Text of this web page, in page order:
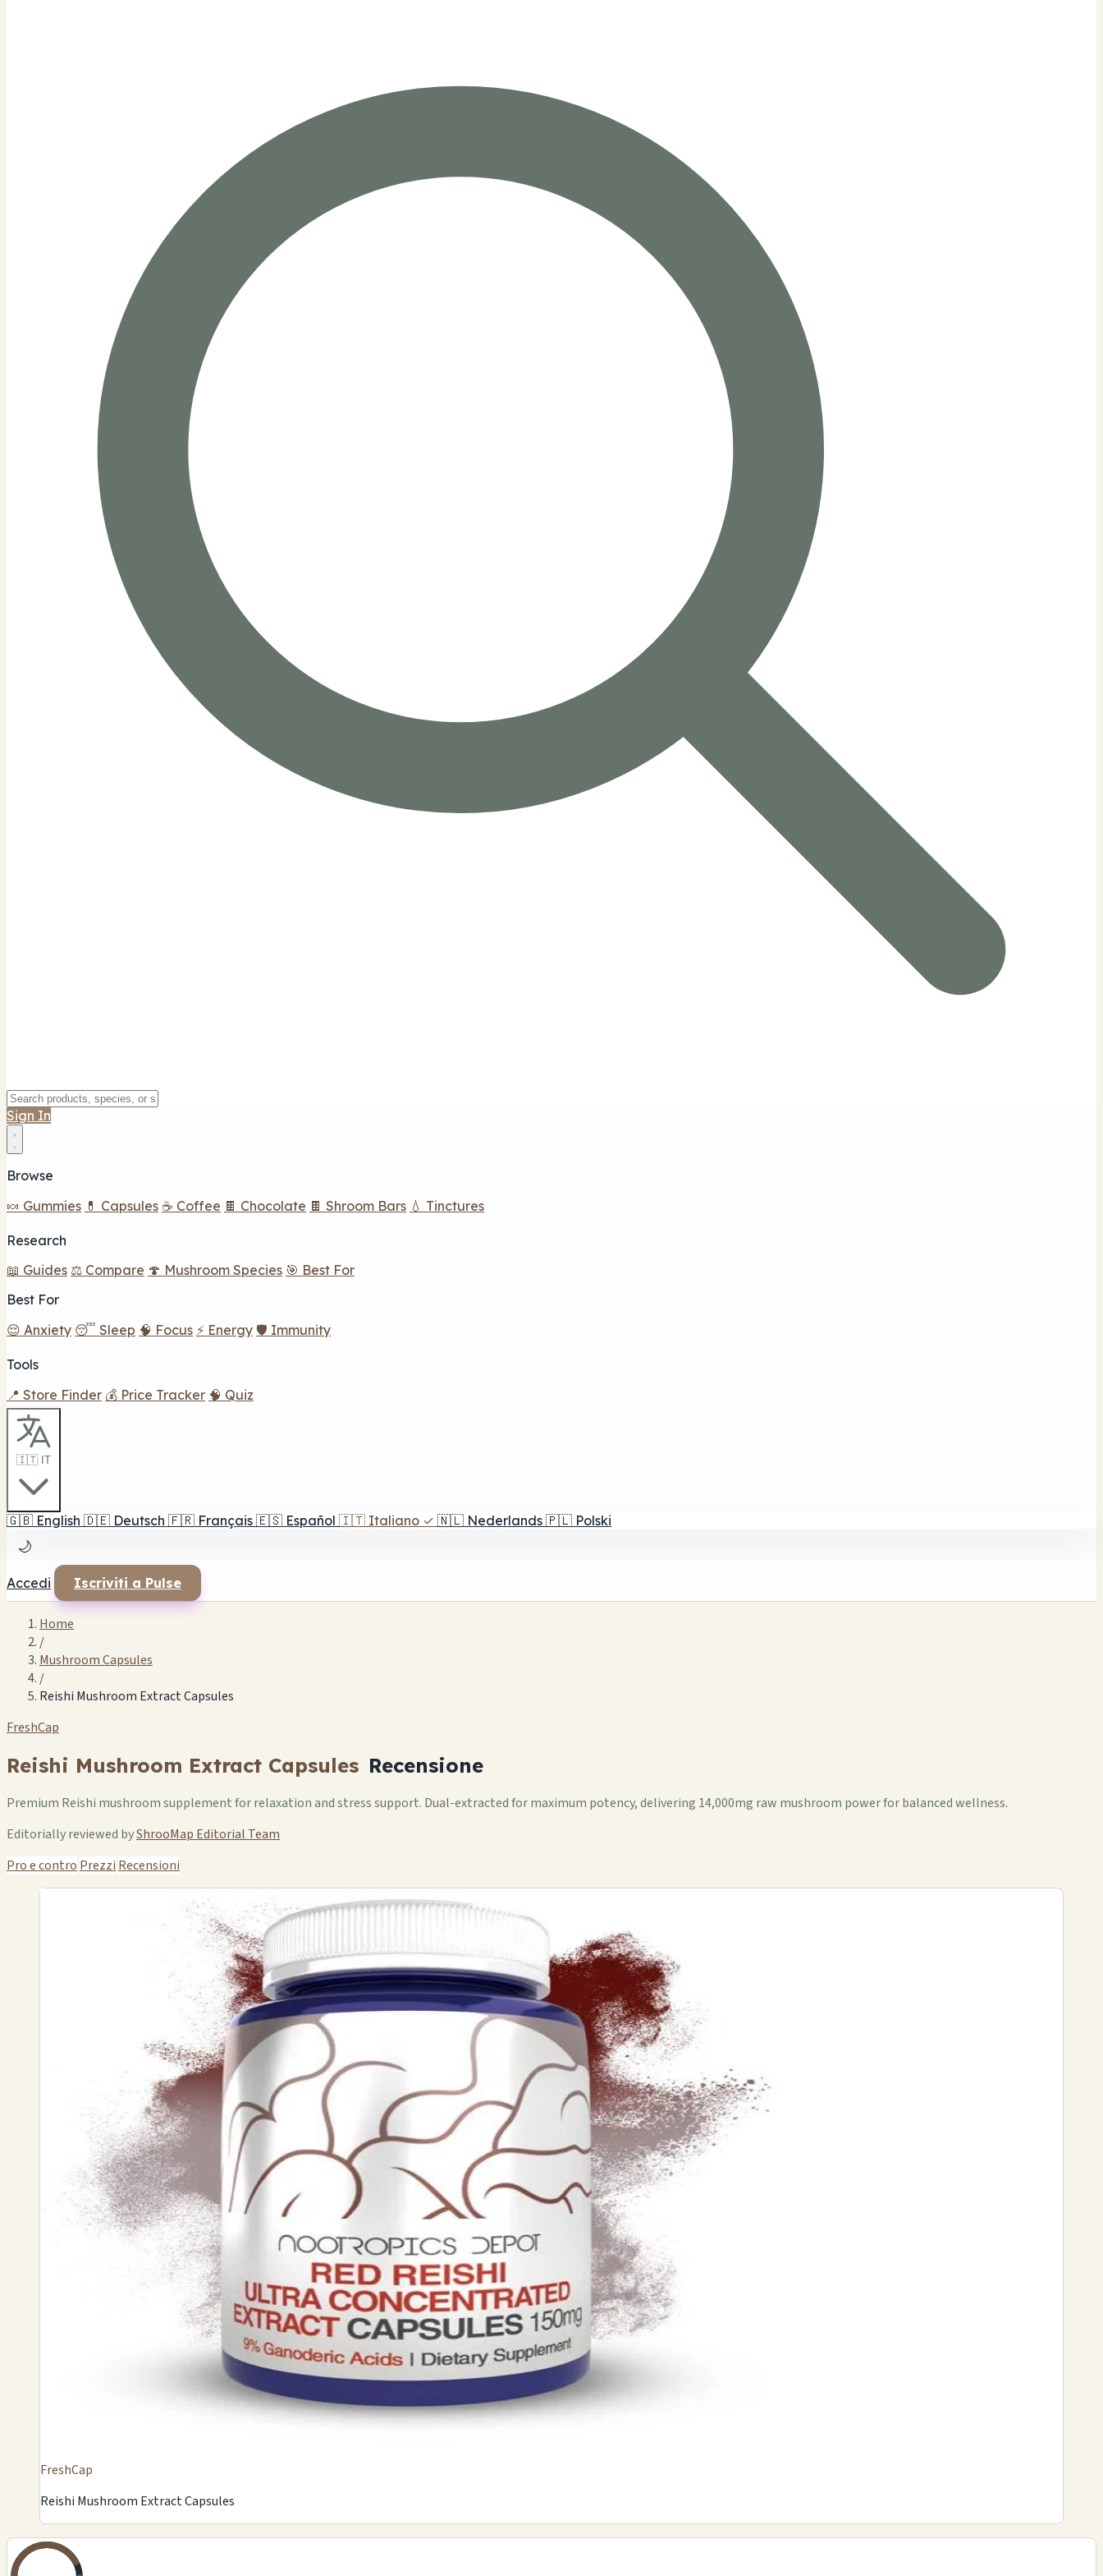
Sign In
Browse
🍬 Gummies 💊 Capsules ☕ Coffee 🍫 Chocolate 🍫 Shroom Bars 💧 Tinctures
Research
📖 Guides ⚖️ Compare 🍄 Mushroom Species 🎯 Best For
Best For
😌 Anxiety 😴 Sleep 🧠 Focus ⚡ Energy 🛡️ Immunity
Tools
📍 Store Finder 💰 Price Tracker 🧠 Quiz
🇮🇹 IT
🇬🇧 English 🇩🇪 Deutsch 🇫🇷 Français 🇪🇸 Español 🇮🇹 Italiano ✓ 🇳🇱 Nederlands 🇵🇱 Polski
🌙
Accedi Iscriviti a Pulse
Home
/
Mushroom Capsules
/
Reishi Mushroom Extract Capsules
FreshCap
Reishi Mushroom Extract Capsules Recensione
Premium Reishi mushroom supplement for relaxation and stress support. Dual-extracted for maximum potency, delivering 14,000mg raw mushroom power for balanced wellness.
Editorially reviewed byShrooMap Editorial Team
Pro e contro Prezzi Recensioni
FreshCap
Reishi Mushroom Extract Capsules